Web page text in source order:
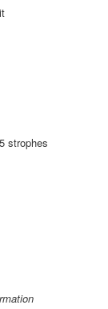
strophes